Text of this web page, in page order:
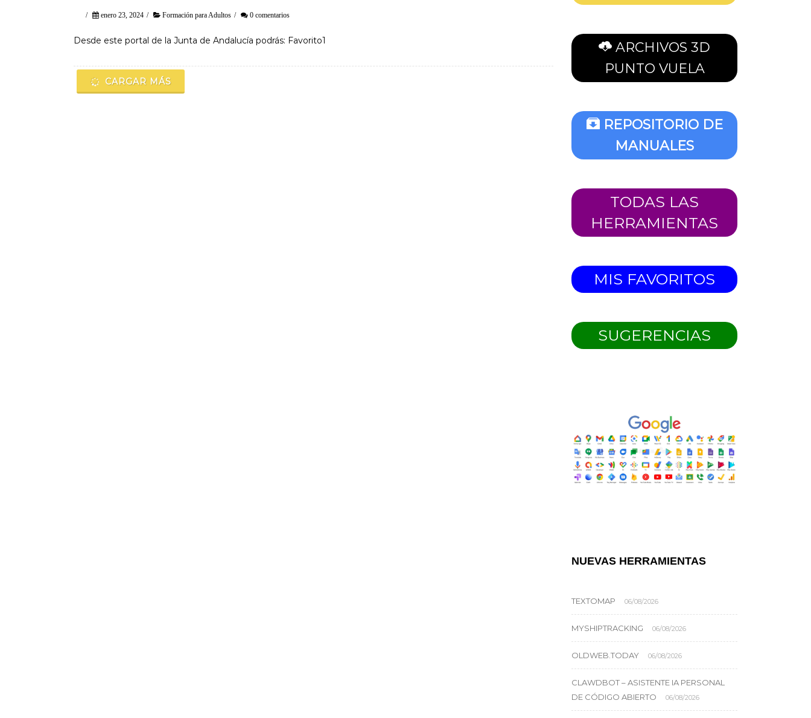
/ enero 23, 2024 / Formación para Adultos / 0 comentarios
Desde este portal de la Junta de Andalucía podrás: Favorito1
CARGAR MÁS
ARCHIVOS 3D
PUNTO VUELA
REPOSITORIO DE
MANUALES
TODAS LAS
HERRAMIENTAS
MIS FAVORITOS
SUGERENCIAS
NUEVAS HERRAMIENTAS
TEXTOMAP 06/08/2026
MYSHIPTRACKING 06/08/2026
OLDWEB.TODAY 06/08/2026
CLAWDBOT – ASISTENTE IA PERSONAL
DE CÓDIGO ABIERTO
06/08/2026